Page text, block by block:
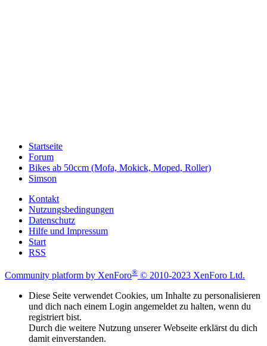
Startseite
Forum
Bikes ab 50ccm (Mofa, Mokick, Moped, Roller)
Simson
Kontakt
Nutzungsbedingungen
Datenschutz
Hilfe und Impressum
Start
RSS
Community platform by XenForo® © 2010-2023 XenForo Ltd.
Diese Seite verwendet Cookies, um Inhalte zu personalisieren
und dich nach einem Login angemeldet zu halten, wenn du
registriert bist.
Durch die weitere Nutzung unserer Webseite erklärst du dich
damit einverstanden.